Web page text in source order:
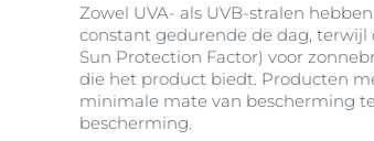
Zowel UVA- als UVB-stralen
constant gedurende de dag, terwijl
Sun Protection Factor) voor
die het product biedt. Producten
minimale mate van bescherming
bescherming.